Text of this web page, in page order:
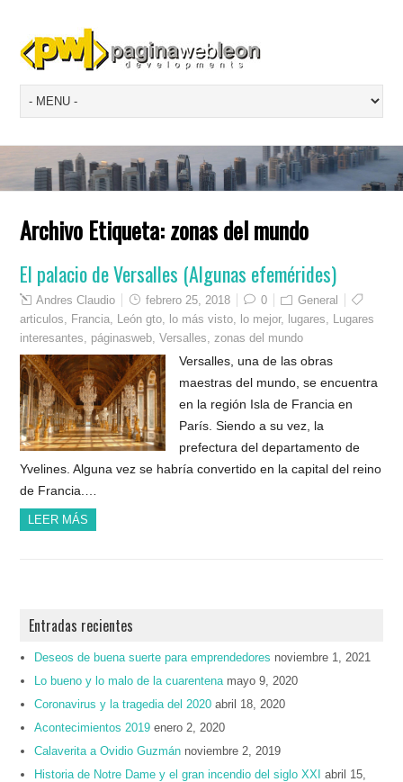
Archivo Etiqueta:zonas del mundo
El palacio de Versalles (Algunas efemérides)
Andres Claudio febrero 25, 2018 0
General
articulos
Francia León gto lo más visto lo mejor, lugares
Lugares
interesantes
páginasweb ,Versalles zonas del mundo
Versalles, una de las obras
maestras del mundo, se encuentra
en la región Isla de Francia en
París. Siendo a su vez, la
prefectura del departamento de
Yvelines. Alguna vez se habría convertido en la capital del reino
de Francia.…
LEER MÁS
Entradas recientes
Deseos de buena suerte para emprendedores noviembre 1, 2021
Lo bueno y lo malo de la cuarentena mayo 9, 2020
Coronavirus y la tragedia del 2020 abril 18, 2020
Acontecimientos 2019 enero 2, 2020
Calaverita a Ovidio Guzmán noviembre 2, 2019
Historia de Notre Dame y el gran incendio del siglo XXI
abril 15,